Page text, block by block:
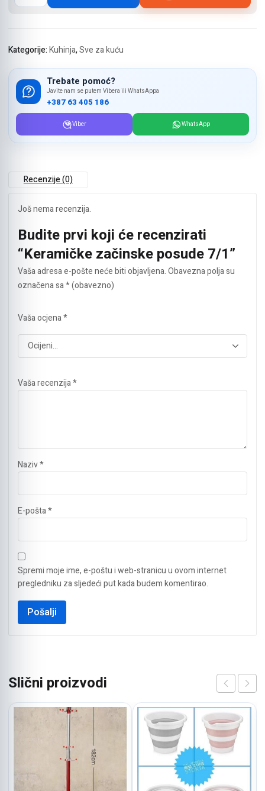
posude
Kategorije:Kuhinja,Sve za kuću
Trebate pomoć?
Javite nam se putem Vibera ili WhatsAppa
+387 63 405 186
Viber WhatsApp
Recenzije (0)
Još nema recenzija.
Budite prvi koji će recenzirati
“Keramičke začinske posude 7/1”
Vaša adresa e-pošte neće biti objavljena.Obavezna polja su
označena sa* (obavezno)
Vaša ocjena*
Vaša recenzija*
Naziv*
E-pošta*
Spremi moje ime, e-poštu i web-stranicu u ovom internet
pregledniku za sljedeći put kada budem komentirao.
Slični proizvodi